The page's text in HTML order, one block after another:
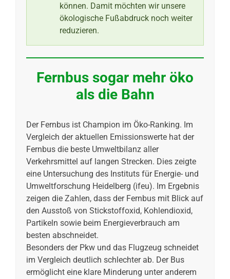
können. Damit möchten wir unsere
ökologische Fußabdruck noch weiter
reduzieren.
Fernbus sogar mehr öko
als die Bahn
Der Fernbus ist Champion im Öko-Ranking. Im
Vergleich der aktuellen Emissionswerte hat der
Fernbus die beste Umweltbilanz aller
Verkehrsmittel auf langen Strecken. Dies zeigte
eine Untersuchung des Instituts für Energie- und
Umweltforschung Heidelberg (ifeu). Im Ergebnis
zeigen die Zahlen, dass der Fernbus mit Blick auf
den Ausstoß von Stickstoffoxid, Kohlendioxid,
Partikeln sowie beim Energieverbrauch am
besten abschneidet.
Besonders der Pkw und das Flugzeug schneidet
im Vergleich deutlich schlechter ab. Der Bus
ermöglicht eine klare Minderung unter anderem